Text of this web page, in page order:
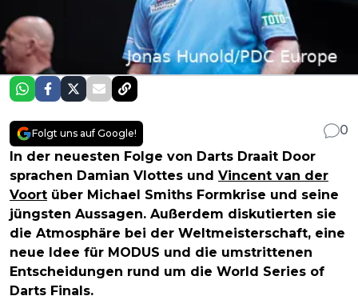
Folgt uns auf Google!
0
In der neuesten Folge von Darts Draait Door
sprachen Damian Vlottes und Vincent van der
Voort über Michael Smiths Formkrise und seine
jüngsten Aussagen. Außerdem diskutierten sie
die Atmosphäre bei der Weltmeisterschaft, eine
neue Idee für MODUS und die umstrittenen
Entscheidungen rund um die World Series of
Darts Finals.